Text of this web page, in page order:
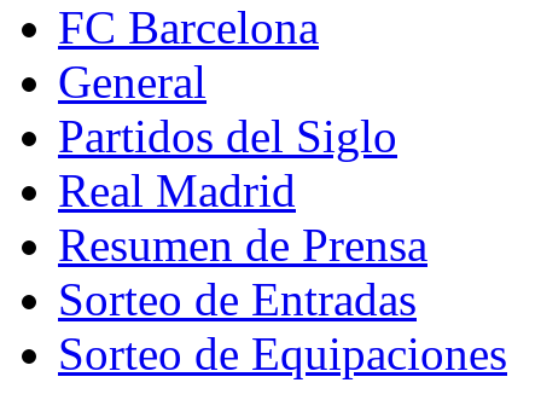
FC Barcelona
General
Partidos del Siglo
Real Madrid
Resumen de Prensa
Sorteo de Entradas
Sorteo de Equipaciones